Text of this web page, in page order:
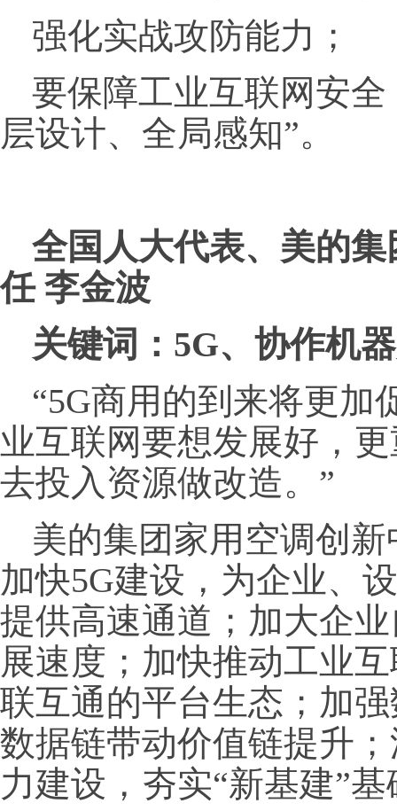
强化实战攻防能力；
要保障工业互联网安
层设计、全局感知”。
全国人大代表、美的
任 李金波
关键词： 5G、协作机
“5G商用的到来将更加
业互联网要想发展好，
去投入资源做改造。”
美的集团家用空调创
加快5G建设，为企业、
提供高速通道；加大企
展速度；加快推动工业
联互通的平台生态；加
数据链带动价值链提升
力建设，夯实“新基建”基